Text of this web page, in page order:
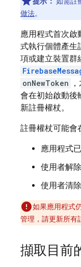
做法。
應用程式首次啟
式執行個體產生
項或建立裝置群
onNewToken
會在初始啟動後
新註冊權杖。
註冊權杖可能會
應用程式
使用者解
使用者清
如果應用程式
管理，請更新所有
擷取目前